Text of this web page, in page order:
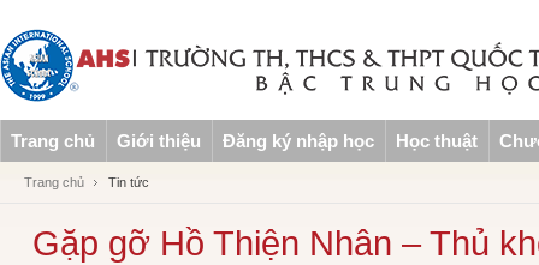
Trang chủ Giới thiệu Đăng ký nhập học Học thuật
Trang chủ Tin tức
Gặp gỡ Hồ Thiện Nhân – Thủ